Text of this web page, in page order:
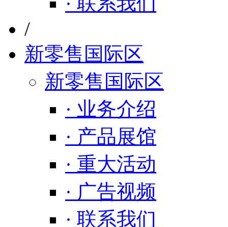
/
新零售国际区
新零售国际区
· 业务介绍
· 产品展馆
· 重大活动
· 广告视频
· 联系我们